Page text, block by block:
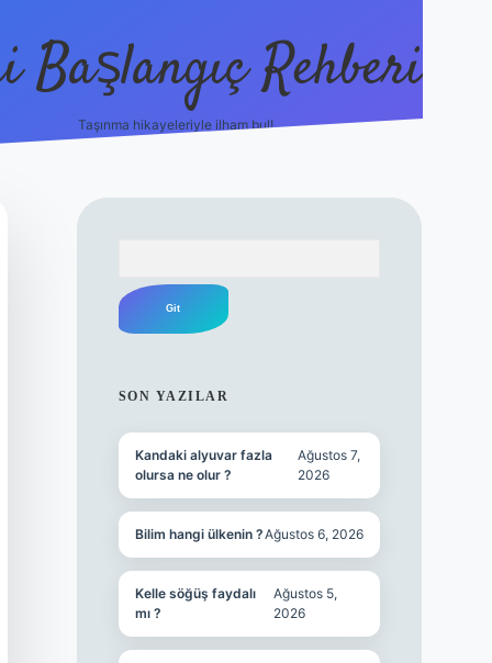
Başlangıç Rehberi
Taşınma hikayeleriyle ilham bul!
SON YAZILAR
Kandaki alyuvar fazla
olursa ne olur ?
Ağustos 7,
2026
Bilim hangi ülkenin ?Ağustos 6, 2026
Kelle söğüş faydalı
mı ?
Ağustos 5,
2026
ilbet yeni giriş